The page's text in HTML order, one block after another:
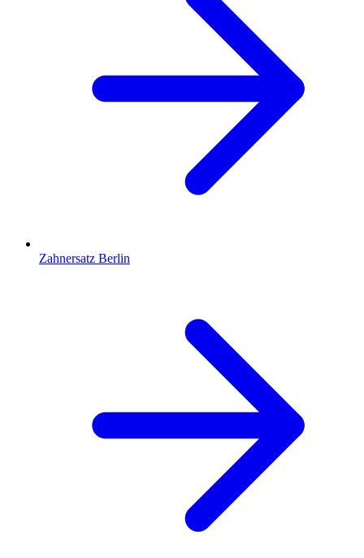
Zahnersatz Berlin